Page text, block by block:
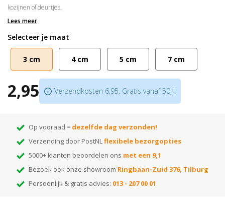
kozijnen of deurtjes.
Uit voorraad leverbaar
In diverse formaten verkrijgbaar
Geschikt voor het aanbrengen olie, olie-hardwax en lak.
Lees meer
Selecteer je maat
3 cm 4 cm 5 cm 7 cm
2,95 Verzendkosten 6,95. Gratis vanaf 50,-!
Op vooraad = dezelfde dag verzonden!
Verzending door PostNLflexibele bezorgopties
5000+ klanten beoordelen ons met een 9,1
Bezoek ook onze showroom Ringbaan-Zuid 376, Tilburg
Persoonlijk & gratis advies: 013 - 207 00 01